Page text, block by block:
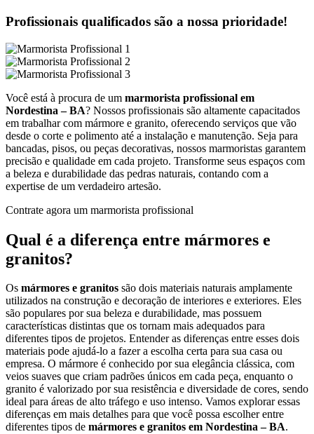
Profissionais qualificados são a nossa prioridade!
Você está à procura de um marmorista profissional em
Nordestina – BA? Nossos profissionais são altamente capacitados
em trabalhar com mármore e granito, oferecendo serviços que vão
desde o corte e polimento até a instalação e manutenção. Seja para
bancadas, pisos, ou peças decorativas, nossos marmoristas garantem
precisão e qualidade em cada projeto. Transforme seus espaços com
a beleza e durabilidade das pedras naturais, contando com a
expertise de um verdadeiro artesão.
Contrate agora um marmorista profissional
Qual é a diferença entre mármores e
granitos?
Os mármores e granitos são dois materiais naturais amplamente
utilizados na construção e decoração de interiores e exteriores. Eles
são populares por sua beleza e durabilidade, mas possuem
características distintas que os tornam mais adequados para
diferentes tipos de projetos. Entender as diferenças entre esses dois
materiais pode ajudá-lo a fazer a escolha certa para sua casa ou
empresa. O mármore é conhecido por sua elegância clássica, com
veios suaves que criam padrões únicos em cada peça, enquanto o
granito é valorizado por sua resistência e diversidade de cores, sendo
ideal para áreas de alto tráfego e uso intenso. Vamos explorar essas
diferenças em mais detalhes para que você possa escolher entre
diferentes tipos de mármores e granitos em Nordestina – BA.